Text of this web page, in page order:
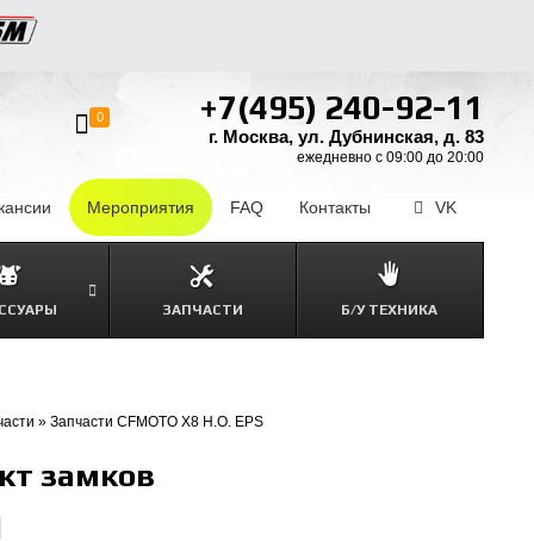
Мероприятия FAQ Контакты VK
ЗАПЧАСТИ Б/У ТЕХНИКА
+7(495) 240-92-11
г. Москва, ул. Дубнинская, д. 83
ежедневно с 09:00 до 20:00
0
»Запчасти CFMOTO X8 H.O. EPS
замков